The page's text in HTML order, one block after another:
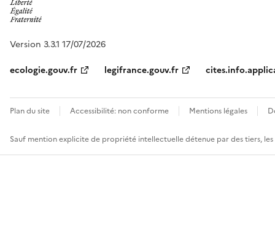
Version 3.3.1 17/07/2026
ecologie.gouv.fr
legifrance.gouv.fr
Plan du site Accessibilité: non conforme Mentions légales
Sauf mention explicite de propriété intellectuelle détenue par des tiers,